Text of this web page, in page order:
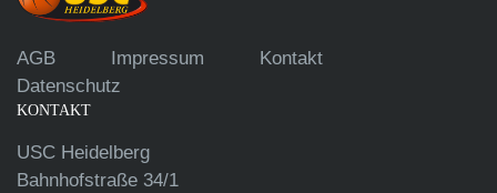
AGB Impressum
Kontakt
Datenschutz
KONTAKT
USC Heidelberg
Bahnhofstraße 34/1